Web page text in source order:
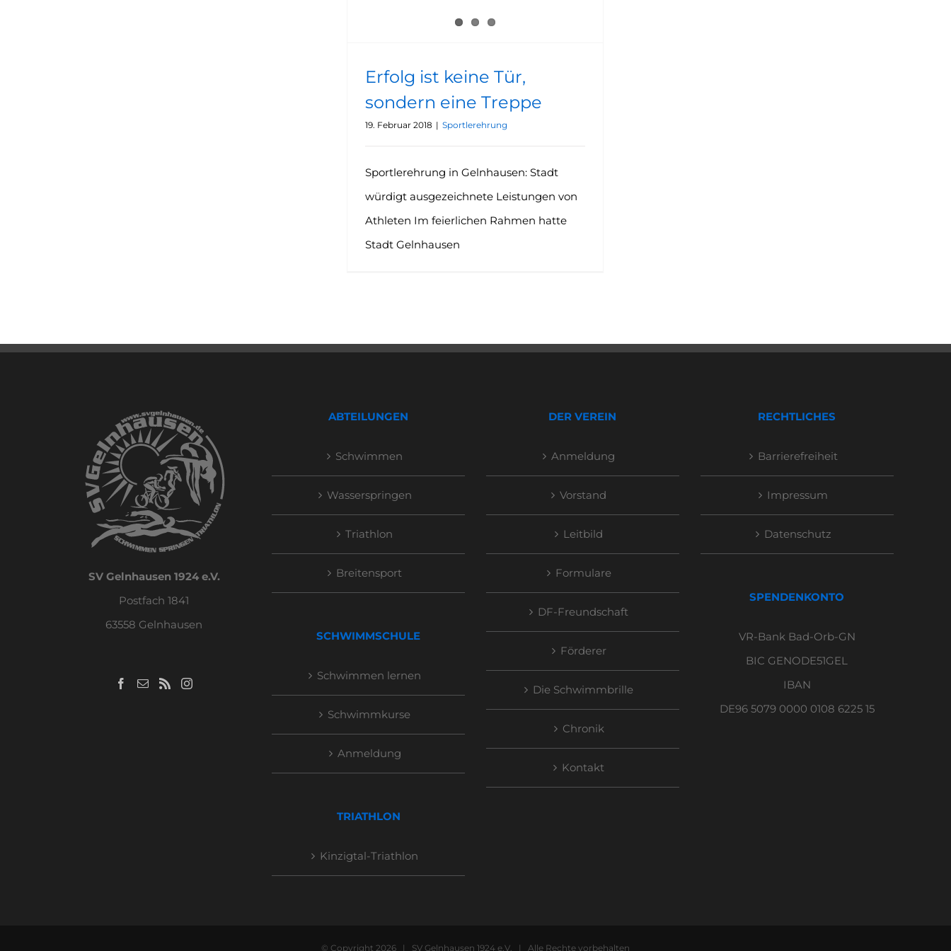
Erfolg ist keine Tür,
sondern eine Treppe
19. Februar 2018 | Sportlerehrung
Sportlerehrung in Gelnhausen: Stadt
würdigt ausgezeichnete Leistungen von
Athleten Im feierlichen Rahmen hatte
Stadt Gelnhausen
SV Gelnhausen 1924 e.V.
Postfach 1841
63558 Gelnhausen
ABTEILUNGEN
Schwimmen
Wasserspringen
Triathlon
Breitensport
SCHWIMMSCHULE
Schwimmen lernen
Schwimmkurse
Anmeldung
TRIATHLON
Kinzigtal-Triathlon
DER VEREIN
Anmeldung
Vorstand
Leitbild
Formulare
DF-Freundschaft
Förderer
Die Schwimmbrille
Chronik
Kontakt
RECHTLICHES
Barrierefreiheit
Impressum
Datenschutz
SPENDENKONTO
VR-Bank Bad-Orb-GN
BIC GENODE51GEL
IBAN
DE96 5079 0000 0108 6225 15
© Copyright 2026 | SV Gelnhausen 1924 e.V. | Alle Rechte vorbehalten